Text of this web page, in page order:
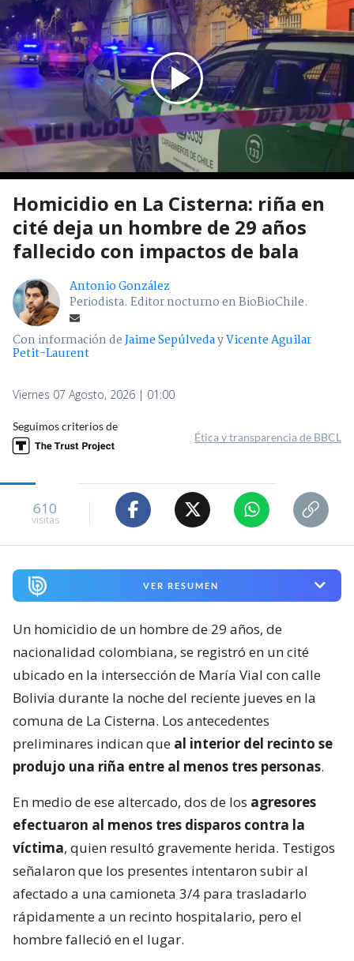
Homicidio en La Cisterna: riña en
cité deja un hombre de 29 años
fallecido con impactos de bala
Antonio González
Periodista. Editor nocturno en BioBioChile.
Con información deJaime SepúlvedayVicente Aguilar
Petit-Laurent
Viernes 07 Agosto, 2026 | 01:00
Seguimos criterios de
Ética y transparencia de BBCL
610
visitas
VER RESUMEN
Un homicidio de un hombre de 29 años, de
nacionalidad colombiana, se registró en un cité
ubicado en la intersección de María Vial con calle
Bolivia durante la noche del reciente jueves en la
comuna de La Cisterna. Los antecedentes
preliminares indican que al interior del recinto se
produjo una riña entre al menos tres personas.
En medio de ese altercado, dos de los agresores
efectuaron al menos tres disparos contra la
víctima, quien resultó gravemente herida. Testigos
señalaron que los presentes intentaron subir al
afectado a una camioneta 3/4 para trasladarlo
rápidamente a un recinto hospitalario, pero el
hombre falleció en el lugar.